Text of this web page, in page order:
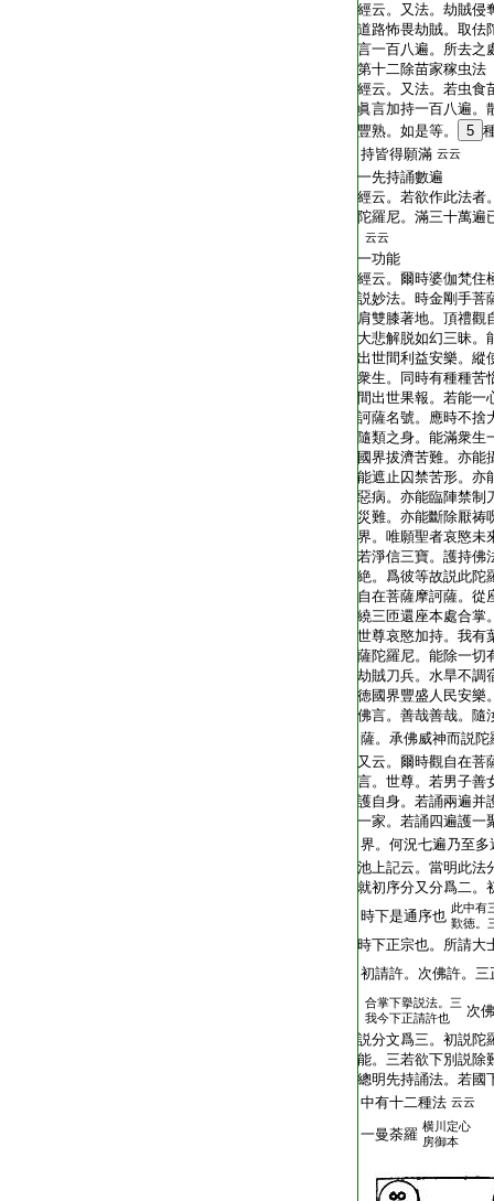
經云。又法。劫賊侵
道路怖畏劫賊。取佉
言一百八遍。所去之
第十二除苗家稼虫法
經云。又法。若虫食
眞言加持一百八遍。
豐熟。如是等。
5
持皆得願滿 云云
一先持誦數遍
經云。若欲作此法者
陀羅尼。滿三十萬遍
云云
一功能
經云。爾時婆伽梵住
説妙法。時金剛手菩
肩雙膝著地。頂禮觀
大悲解脱如幻三昧。
出世間利益安樂。縱
衆生。同時有種種苦
間出世果報。若能一
訶薩名號。應時不捨
隨類之身。能滿衆生
國界拔濟苦難。亦能
能遮止囚禁苦形。亦
惡病。亦能臨陣禁制
災難。亦能斷除厭祷
界。唯願聖者哀愍未
若淨信三寶。護持佛
絶。爲彼等故説此陀
自在菩薩摩訶薩。從
繞三匝還座本處合掌
世尊哀愍加持。我有
薩陀羅尼。能除一切
劫賊刀兵。水旱不調
徳國界豐盛人民安樂
佛言。善哉善哉。隨
薩。承佛威神而説陀
又云。爾時觀自在菩
言。世尊。若男子善
護自身。若誦兩遍并
一家。若誦四遍護一
界。何況七遍乃至
池上記云。當明此法
就初序分又分爲二。
時下是通序也 此中有
歎徳。
時下正宗也。所請大
初請許。次佛許。
合掌下擧説法。三
我今下正請許也
次
説分文爲三。初説陀
能。三若欲下別説除
總明先持誦法。若國
中有十二種法 云云
一曼荼羅 横川定心
房御本